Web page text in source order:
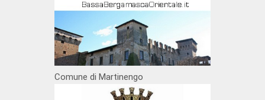
Comune di Martinengo